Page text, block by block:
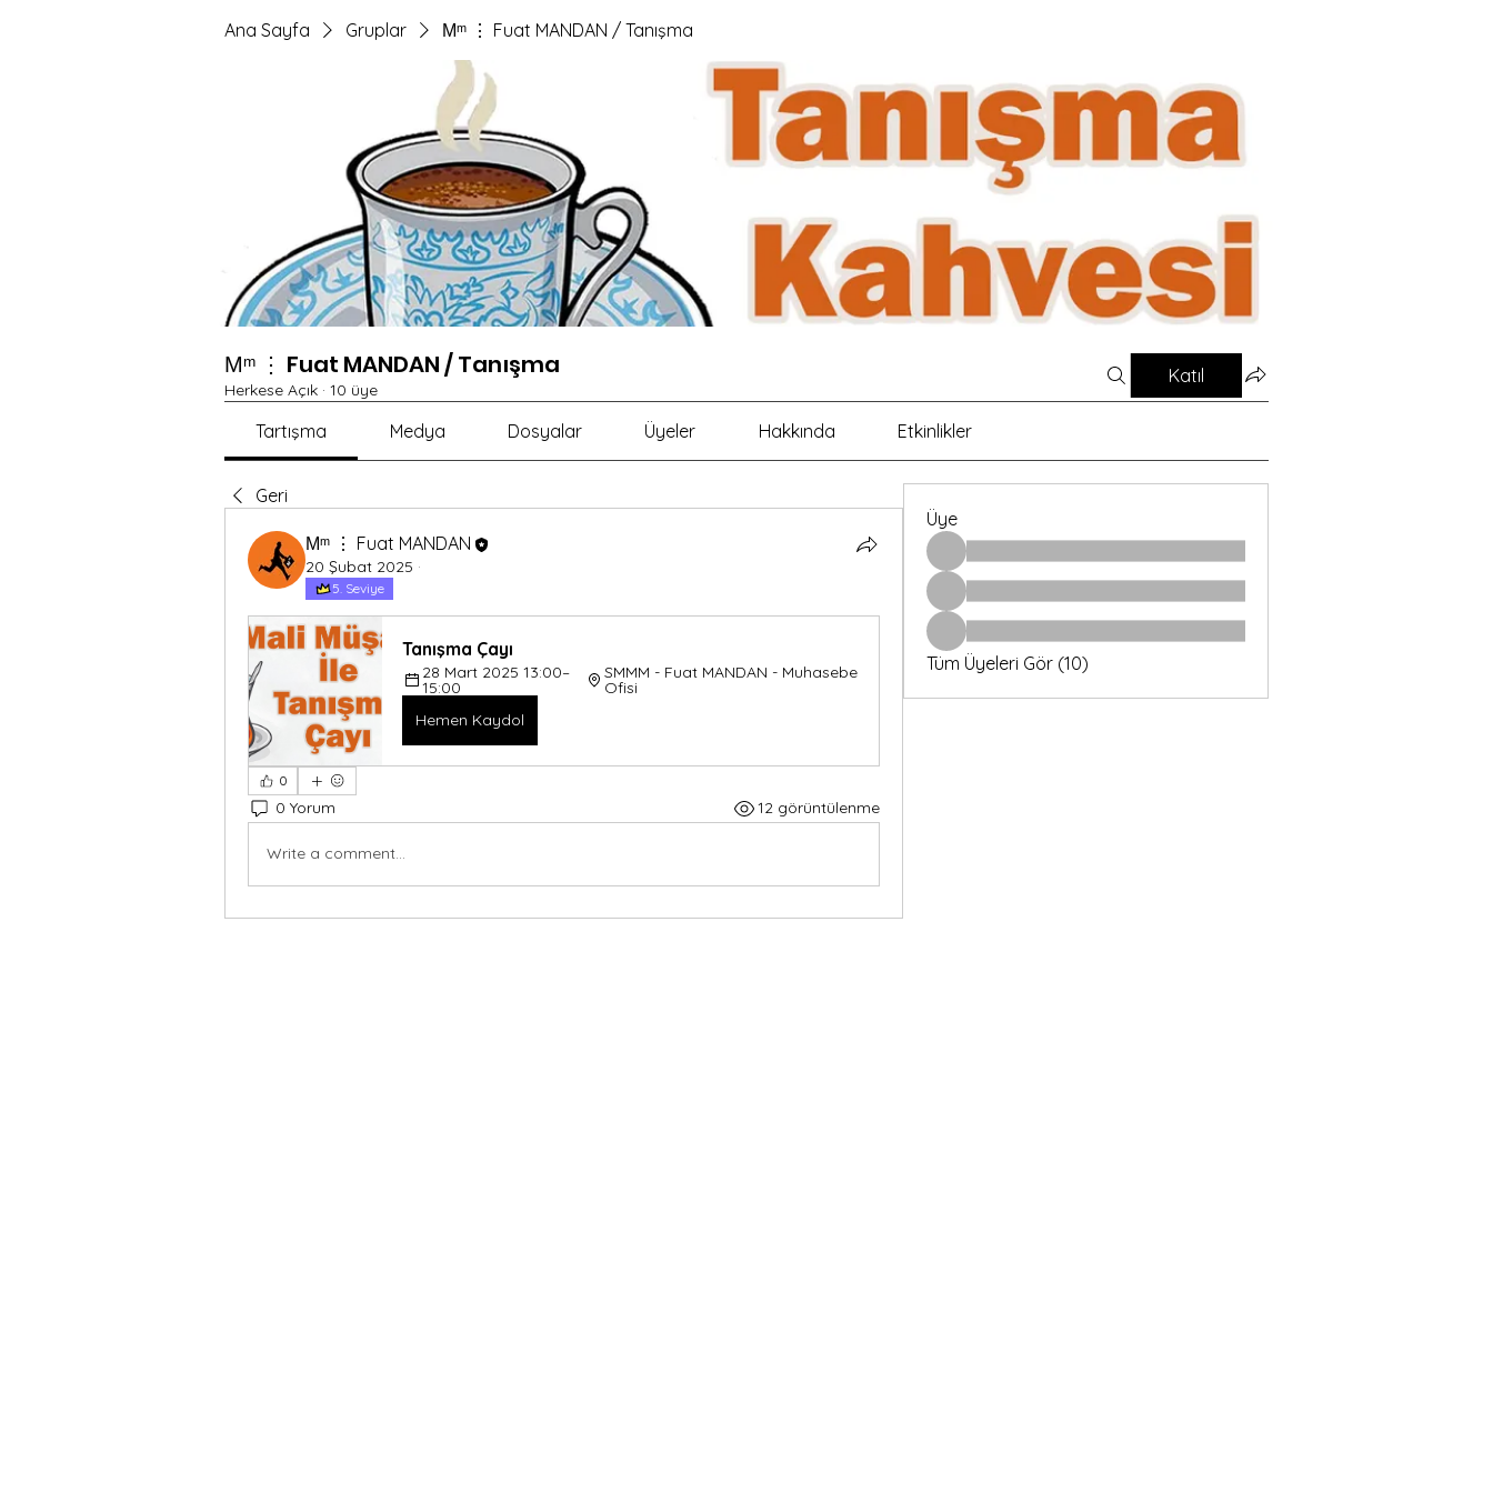
Ana Sayfa Gruplar Мᵐ ⋮ Fuat MANDAN / Tanışma
Мᵐ ⋮ Fuat MANDAN / Tanışma
Herkese Açık · 10 üye
Katıl
Tartışma Medya Dosyalar Üyeler Hakkında Etkinlikler
Geri
Мᵐ ⋮ Fuat MANDAN
20 Şubat 2025 ·
5. Seviye
Tanışma Çayı
28 Mart 2025 13:00–
15:00
SMMM - Fuat MANDAN - Muhasebe
Ofisi
Hemen Kaydol
0
0 Yorum 12 görüntülenme
Write a comment...
Üye
Tüm Üyeleri Gör (10)